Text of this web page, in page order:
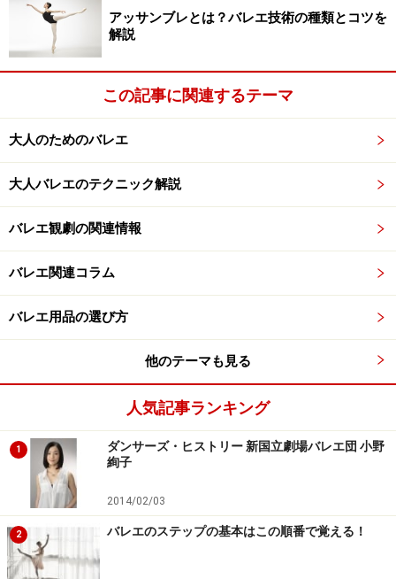
アッサンブレとは？バレエ技術の種類とコツを
解説
この記事に関連するテーマ
大人のためのバレエ
大人バレエのテクニック解説
バレエ観劇の関連情報
バレエ関連コラム
バレエ用品の選び方
他のテーマも見る
人気記事ランキング
1
ダンサーズ・ヒストリー 新国立劇場バレエ団 小野
絢子
2014/02/03
2 バレエのステップの基本はこの順番で覚える！